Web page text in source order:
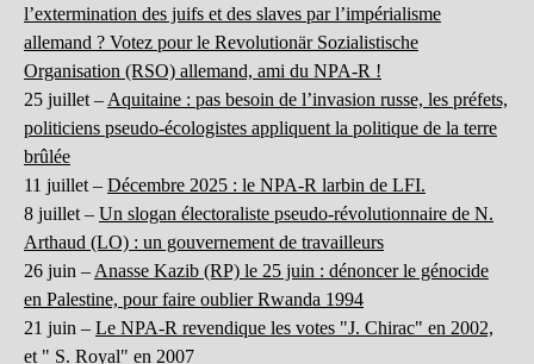
l’extermination des juifs et des slaves par l’impérialisme
allemand ? Votez pour le Revolutionär Sozialistische
Organisation (RSO) allemand, ami du NPA-R !
25 juillet – Aquitaine : pas besoin de l’invasion russe, les préfets,
politiciens pseudo-écologistes appliquent la politique de la terre
brûlée
11 juillet – Décembre 2025 : le NPA-R larbin de LFI.
8 juillet – Un slogan électoraliste pseudo-révolutionnaire de N.
Arthaud (LO) : un gouvernement de travailleurs
26 juin – Anasse Kazib (RP) le 25 juin : dénoncer le génocide
en Palestine, pour faire oublier Rwanda 1994
21 juin – Le NPA-R revendique les votes "J. Chirac" en 2002,
et " S. Royal" en 2007